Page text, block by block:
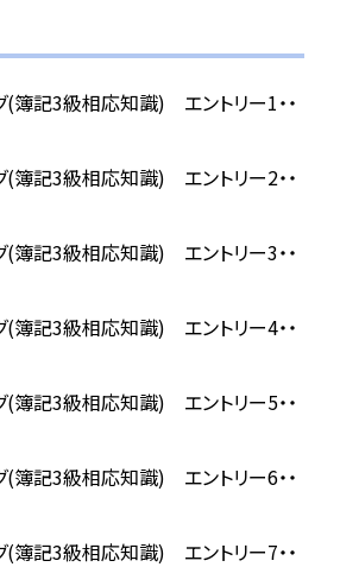
(簿記3級相応知識) エントリー1・・
(簿記3級相応知識) エントリー2・・
(簿記3級相応知識) エントリー3・・
(簿記3級相応知識) エントリー4・・
(簿記3級相応知識) エントリー5・・
(簿記3級相応知識) エントリー6・・
(簿記3級相応知識) エントリー7・・